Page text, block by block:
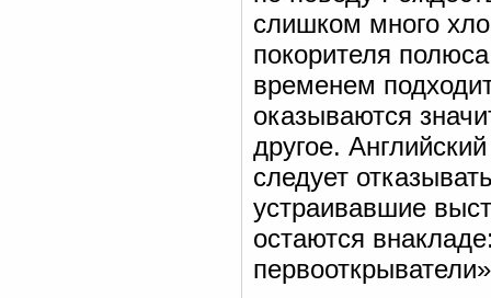
слишком много
покорителя
временем
оказываются
другое.
следует
устраивавшие
остаются